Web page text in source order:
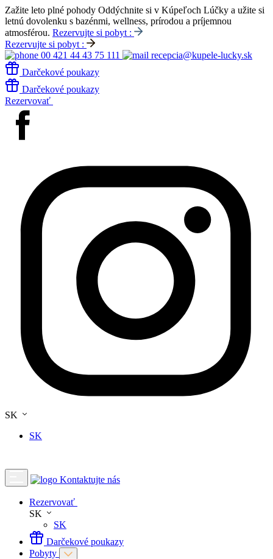
Zažite leto plné pohody Oddýchnite si v Kúpeľoch Lúčky a užite si
letnú dovolenku s bazénmi, wellness, prírodou a príjemnou
atmosférou. Rezervujte si pobyt :
Rezervujte si pobyt :
00 421 44 43 75 111
recepcia@kupele-lucky.sk
Darčekové poukazy
Darčekové poukazy
Rezervovať
SK
SK
Kontaktujte nás
Rezervovať
SK
SK
Darčekové poukazy
Pobyty